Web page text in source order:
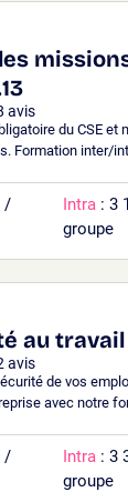
avis
du CSE et
Formation inter/
/
Intra : 3
groupe
au travail
avis
de vos
avec notre
/
Intra : 3
groupe